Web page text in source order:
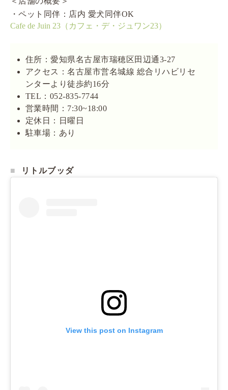
・ペット同伴：店内 愛犬同伴OK
Cafe de Juin 23（カフェ・デ・ジュワン23）
住所：愛知県名古屋市瑞穂区田辺通3-27
アクセス：名古屋市営名城線 総合リハビリセ
ンターより徒歩約16分
TEL：052-835-7744
営業時間：7:30~18:00
定休日：日曜日
駐車場：あり
リトルブッダ
View this post on Instagram